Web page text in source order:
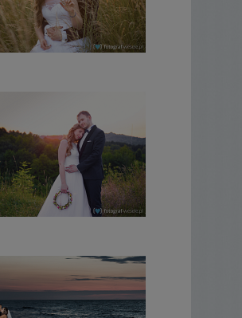
ślubny pracuję już od 8 lat a
interesuję się odkąd sięgam
Daje to Pańswu pewność, że
doświadczenie przekłada się
rezultatu. To mój cel!